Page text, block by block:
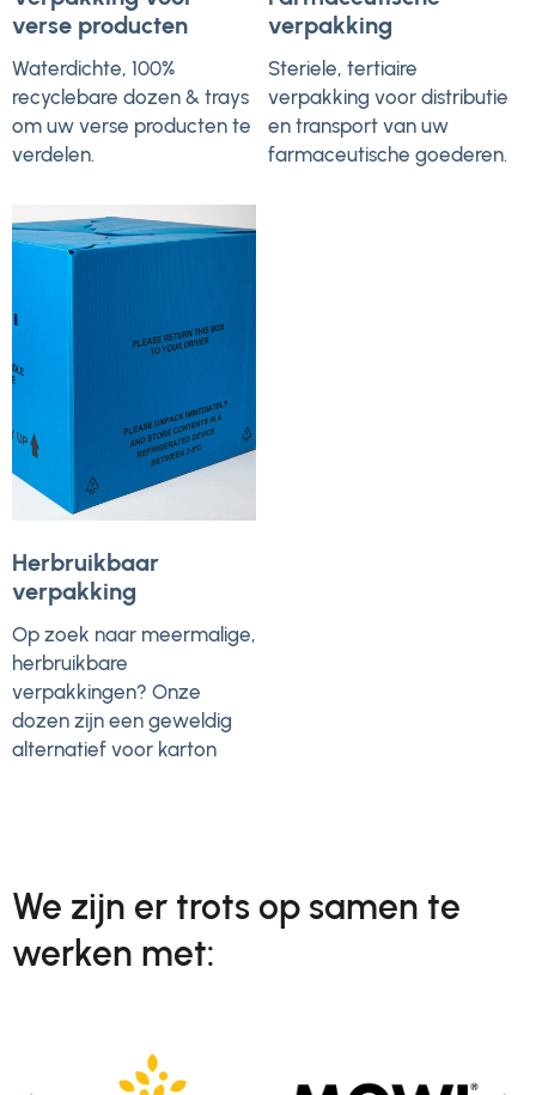
verse producten
Waterdichte, 100%
recyclebare dozen & trays
om uw verse producten te
verdelen.
verpakking
Steriele, tertiaire
verpakking voor distributie
en transport van uw
farmaceutische goederen.
Herbruikbaar
verpakking
Op zoek naar meermalige,
herbruikbare
verpakkingen? Onze
dozen zijn een geweldig
alternatief voor karton
We zijn er trots op samen te
werken met: